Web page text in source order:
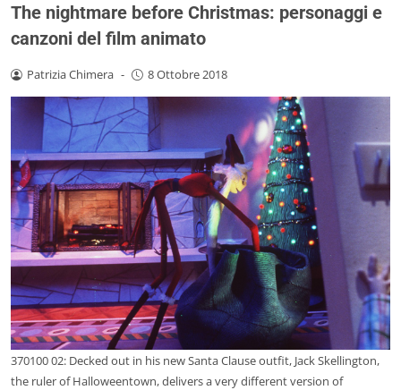
The nightmare before Christmas: personaggi e
canzoni del film animato
Patrizia Chimera - 8 Ottobre 2018
370100 02: Decked out in his new Santa Clause outfit, Jack Skellington,
the ruler of Halloweentown, delivers a very different version of